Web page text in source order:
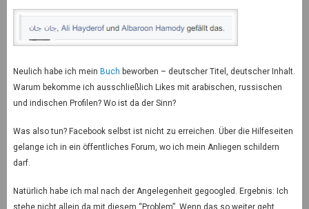
Neulich habe ich mein Buch beworben – deutscher Titel, deutscher Inhalt.
Warum bekomme ich ausschließlich Likes mit arabischen, russischen
und indischen Profilen? Wo ist da der Sinn?
Was also tun? Facebook selbst ist nicht zu erreichen. Über die Hilfeseiten
gelange ich in ein öffentliches Forum, wo ich mein Anliegen schildern
darf.
Natürlich habe ich mal nach der Angelegenheit gegoogled. Ergebnis: Ich
stehe nicht allein da mit diesem “Problem”. Wenn das so weiter geht,